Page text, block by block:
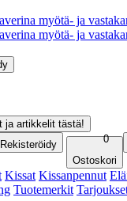
ja artikkelit tästä!
0
Ostoskori
Kissat Kissanpennut
Tuotemerkit